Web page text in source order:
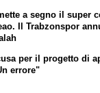
a segno il super
Il Trabzonspor
per il progetto di
errore"